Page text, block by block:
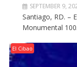
SEPTEMBER 9,
Santiago, RD. –
Monumental
El Cibao